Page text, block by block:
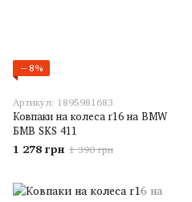
−8%
Артикул: 1895981683
Ковпаки на колеса r16 на BMW
БМВ SKS 411
1 278 грн 1 390 грн